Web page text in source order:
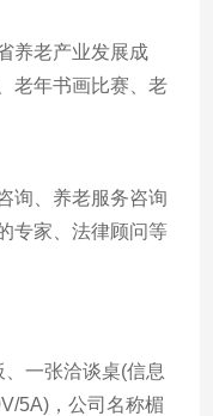
养老产业发展成
老年书画比赛、老
询、养老服务咨询
专家、法律顾问等
一张洽谈桌(信息
5A)，公司名称楣